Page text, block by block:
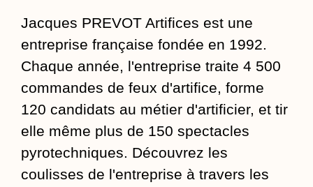
Jacques PREVOT Artifices est une
entreprise française fondée en 1992.
Chaque année, l'entreprise traite 4 500
commandes de feux d'artifice, forme
120 candidats au métier d'artificier, et tir
elle même plus de 150 spectacles
pyrotechniques. Découvrez les
coulisses de l'entreprise à travers les